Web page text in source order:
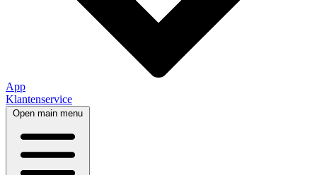
App
Klantenservice
Open main menu